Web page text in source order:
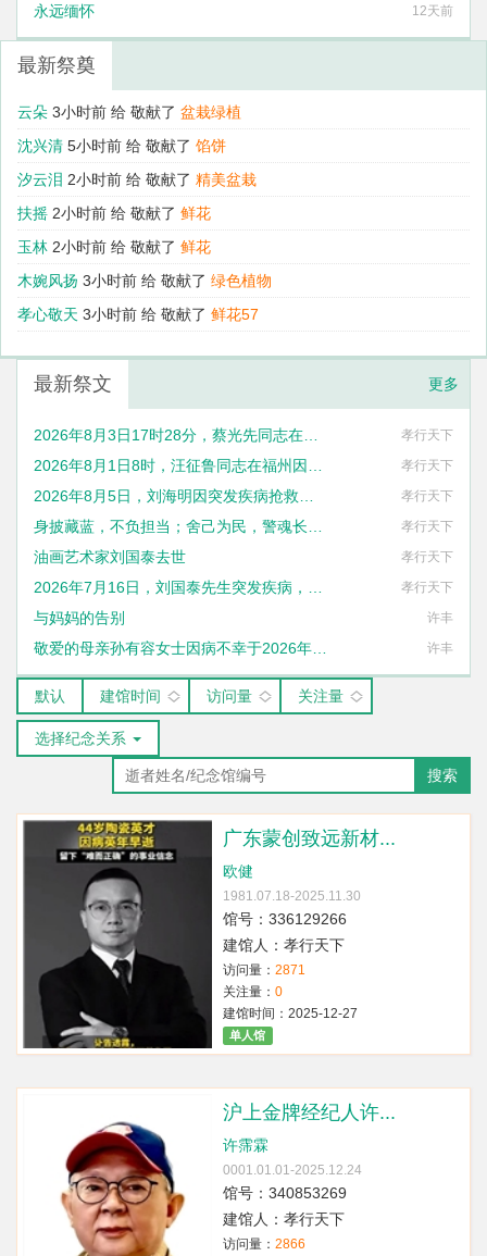
永远缅怀 12天前
最新祭奠
云朵 3小时前 给 敬献了 盆栽绿植
沈兴清 5小时前 给 敬献了 馅饼
汐云泪 2小时前 给 敬献了 精美盆栽
扶摇 2小时前 给 敬献了 鲜花
玉林 2小时前 给 敬献了 鲜花
木婉风扬 3小时前 给 敬献了 绿色植物
孝心敬天 3小时前 给 敬献了 鲜花57
最新祭文 更多
孝行天下
孝行天下
孝行天下
孝行天下
油画艺术家刘国泰去世 孝行天下
孝行天下
与妈妈的告别 许丰
许丰
默认 建馆时间 访问量 关注量
选择纪念关系
搜索
广东蒙创致远新材...
欧健
1981.07.18-2025.11.30
馆号：336129266
建馆人：孝行天下
访问量： 2871
关注量： 0
建馆时间：2025-12-27
单人馆
沪上金牌经纪人许...
许霈霖
0001.01.01-2025.12.24
馆号：340853269
建馆人：孝行天下
访问量： 2866